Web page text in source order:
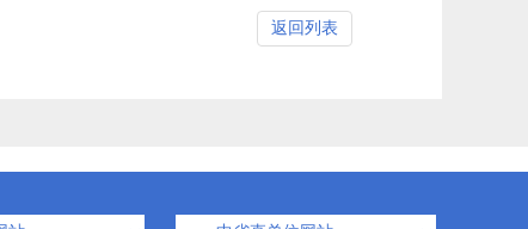
返回列表